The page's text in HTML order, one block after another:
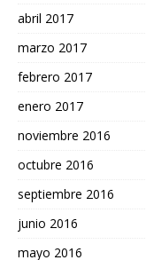
abril 2017
marzo 2017
febrero 2017
enero 2017
noviembre 2016
octubre 2016
septiembre 2016
junio 2016
mayo 2016